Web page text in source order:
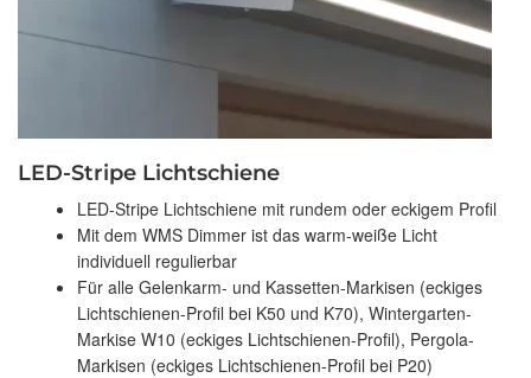
LED-Stripe Lichtschiene
LED-Stripe Lichtschiene mit rundem oder eckigem Profil
Mit dem WMS Dimmer ist das warm-weiße Licht
individuell regulierbar
Für alle Gelenkarm- und Kassetten-Markisen (eckiges
Lichtschienen-Profil bei K50 und K70), Wintergarten-
Markise W10 (eckiges Lichtschienen-Profil), Pergola-
Markisen (eckiges Lichtschienen-Profil bei P20)